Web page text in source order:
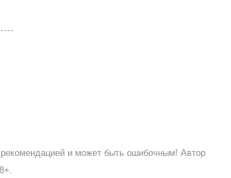
и может быть ошибочным! Автор